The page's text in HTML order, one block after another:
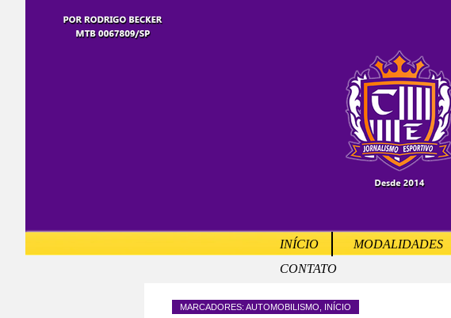
INÍCIO MODALIDADES
CONTATO
MARCADORES: AUTOMOBILISMO INÍCIO